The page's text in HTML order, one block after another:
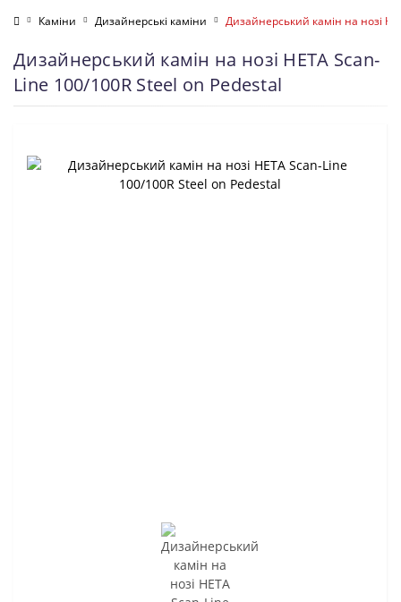
Каміни Дизайнерські каміни Дизайнерський камін на нозі
Дизайнерський камін на нозі HETA Scan-
Line 100/100R Steel on Pedestal